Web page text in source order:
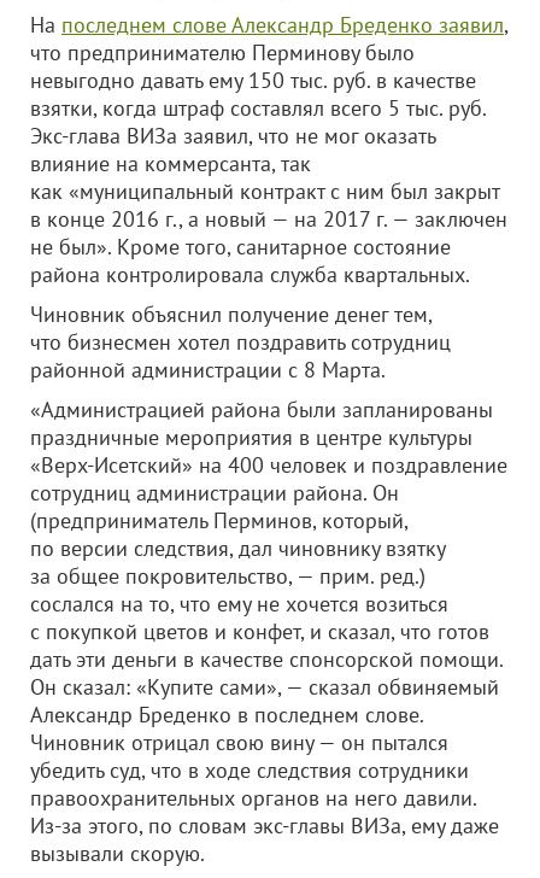
На последнем слове Александр Бреденко заявил,
что предпринимателю Перминову было
невыгодно давать ему 150 тыс. руб. в качестве
взятки, когда штраф составлял всего 5 тыс. руб.
Экс-глава ВИЗа заявил, что не мог оказать
влияние на коммерсанта, так
как «муниципальный контракт с ним был закрыт
в конце 2016 г., а новый — на 2017 г. — заключен
не был». Кроме того, санитарное состояние
района контролировала служба квартальных.
Чиновник объяснил получение денег тем,
что бизнесмен хотел поздравить сотрудниц
районной администрации с 8 Марта.
«Администрацией района были запланированы
праздничные мероприятия в центре культуры
«Верх-Исетский» на 400 человек и поздравление
сотрудниц администрации района. Он
(предприниматель Перминов, который,
по версии следствия, дал чиновнику взятку
за общее покровительство, — прим. ред.)
сослался на то, что ему не хочется возиться
с покупкой цветов и конфет, и сказал, что готов
дать эти деньги в качестве спонсорской помощи.
Он сказал: «Купите сами», — сказал обвиняемый
Александр Бреденко в последнем слове.
Чиновник отрицал свою вину — он пытался
убедить суд, что в ходе следствия сотрудники
правоохранительных органов на него давили.
Из-за этого, по словам экс-главы ВИЗа, ему даже
вызывали скорую.